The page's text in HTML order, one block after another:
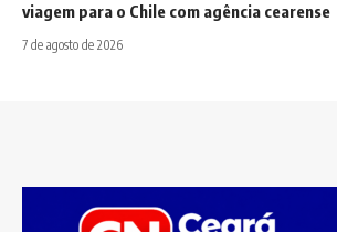
viagem para o Chile com agência cearense
7 de agosto de 2026